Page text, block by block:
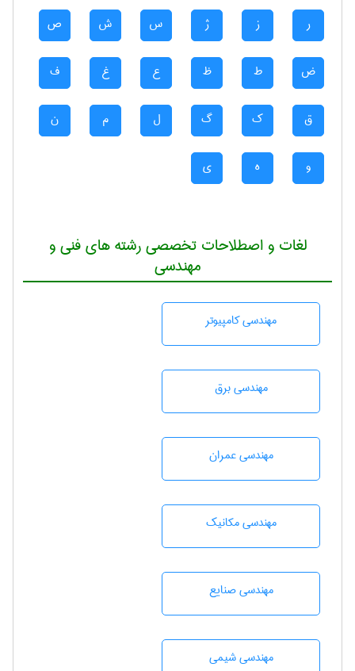
ر ز ژ س ش ص
ض ط ظ ع غ ف
ق ک گ ل م ن
و ه ی
لغات و اصطلاحات تخصصی رشته های فنی و
مهندسی
مهندسی كامپيوتر
مهندسی برق
مهندسی عمران
مهندسی مکانیک
مهندسی صنايع
مهندسي شيمی